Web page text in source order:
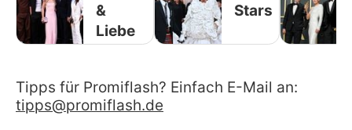
&
Liebe
Stars
Tipps für Promiflash? Einfach E-Mail an:
tipps@promiflash.de